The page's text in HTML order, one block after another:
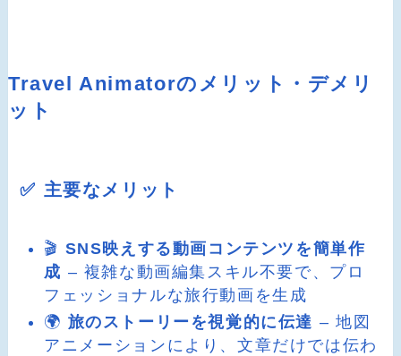
Travel Animatorのメリット・デメリ
ット
✅ 主要なメリット
🎬 SNS映えする動画コンテンツを簡単作
成 – 複雑な動画編集スキル不要で、プロ
フェッショナルな旅行動画を生成
🌍 旅のストーリーを視覚的に伝達 – 地図
アニメーションにより、文章だけでは伝わ